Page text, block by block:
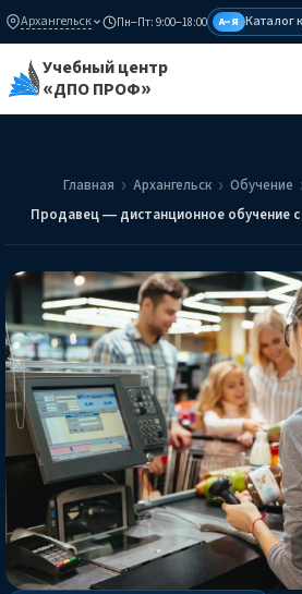
Архангельск Пн–Пт: 9:00–18:00 А–Я Каталог
Учебный центр
«ДПО ПРОФ»
Главная Архангельск Обучение
Продавец — дистанционное обучение